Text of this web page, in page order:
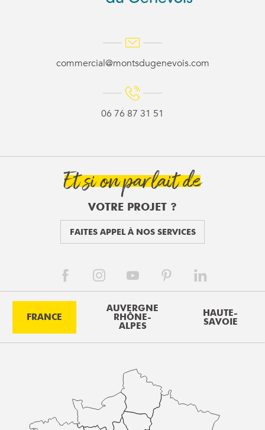
commercial@montsdugenevois.com
06 76 87 31 51
Et si on parlait de
VOTRE PROJET ?
FAITES APPEL À NOS SERVICES
FRANCE
AUVERGNE
RHÔNE-
ALPES
HAUTE-
SAVOIE